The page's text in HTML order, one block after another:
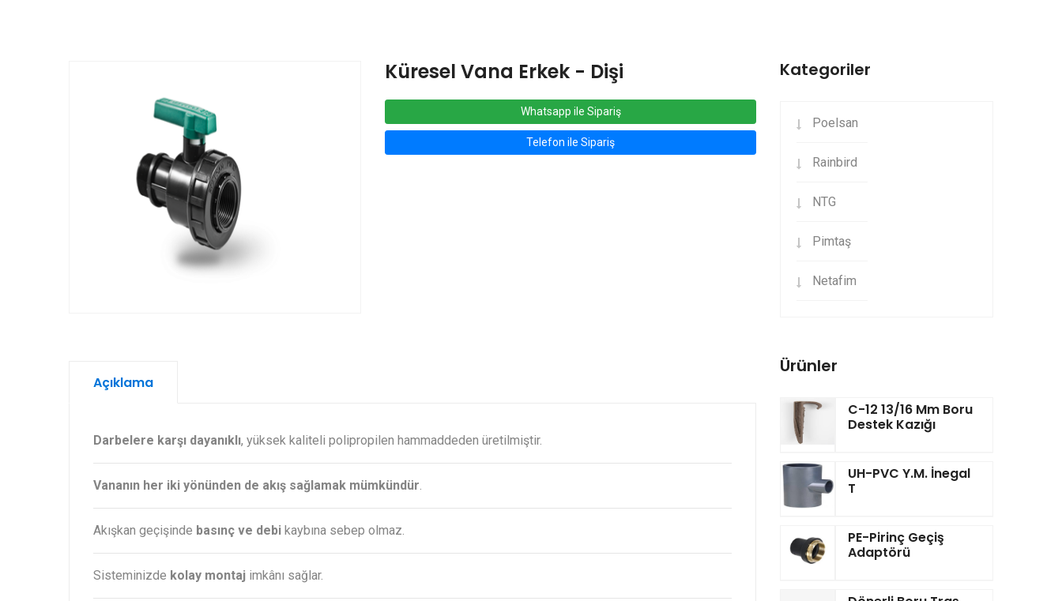
Küresel Vana Erkek - Dişi
Whatsapp ile Sipariş
Telefon ile Sipariş
Açıklama
Darbelere karşı dayanıklı, yüksek kaliteli polipropilen hammaddeden üretilmiştir.
Vananın her iki yönünden de akış sağlamak mümkündür.
Akışkan geçişinde basınç ve debi kaybına sebep olmaz.
Sisteminizde kolay montaj imkânı sağlar.
Kategoriler
Poelsan
Rainbird
NTG
Pimtaş
Netafim
Ürünler
C-12 13/16 Mm Boru
Destek Kazığı
UH-PVC Y.M. İnegal
T
PE-Pirinç Geçiş
Adaptörü